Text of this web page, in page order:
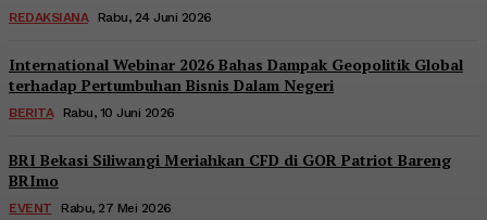
REDAKSIANA Rabu, 24 Juni 2026
International Webinar 2026 Bahas Dampak Geopolitik Global
terhadap Pertumbuhan Bisnis Dalam Negeri
BERITA Rabu, 10 Juni 2026
BRI Bekasi Siliwangi Meriahkan CFD di GOR Patriot Bareng
BRImo
EVENT Rabu, 27 Mei 2026